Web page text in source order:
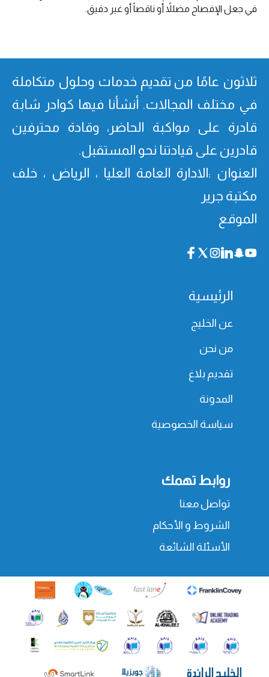
في جعل الإفصاح مضللاً أو ناقصاً أو غير دقيق.
ثلاثون عامًا من تقدیم خدمات وحلول متكاملة
في مختلف المجالات. أنشأنا فیھا كوادر شابة
قادرة على مواكبة الحاضر، وقادة محترفین
قادرین على قیادتنا نحو المستقبل.
العنوان :الادارة العامة العليا ، الرياض ، خلف
مكتبة جرير
الموقع
الرئيسية
عن الخليج
من نحن
تقديم بلاغ
المدونة
سياسة الخصوصية
روابط تهمك
تواصل معنا
الشروط و الأحكام
الأسئلة الشائعة